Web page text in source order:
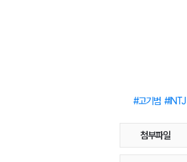
고기범 INTJ
첨부파일